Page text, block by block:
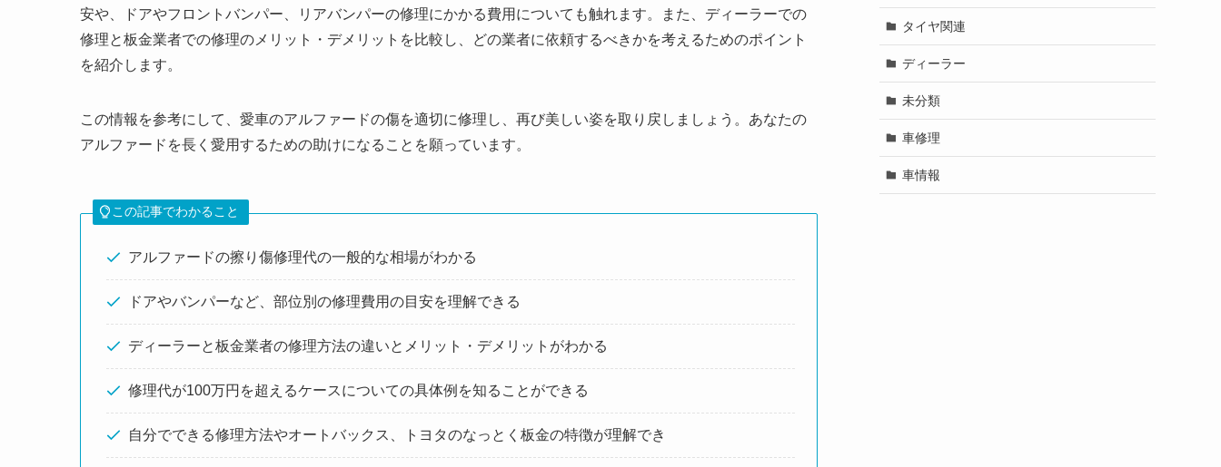
安や、ドアやフロントバンパー、リアバンパーの修理にかかる費用についても触れます。また、ディーラーでの
修理と板金業者での修理のメリット・デメリットを比較し、どの業者に依頼するべきかを考えるためのポイント
を紹介します。
この情報を参考にして、愛車のアルファードの傷を適切に修理し、再び美しい姿を取り戻しましょう。あなたの
アルファードを長く愛用するための助けになることを願っています。
この記事でわかること
アルファードの擦り傷修理代の一般的な相場がわかる
ドアやバンパーなど、部位別の修理費用の目安を理解できる
ディーラーと板金業者の修理方法の違いとメリット・デメリットがわかる
修理代が100万円を超えるケースについての具体例を知ることができる
自分でできる修理方法やオートバックス、トヨタのなっとく板金の特徴が理解でき
タイヤ関連
ディーラー
未分類
車修理
車情報